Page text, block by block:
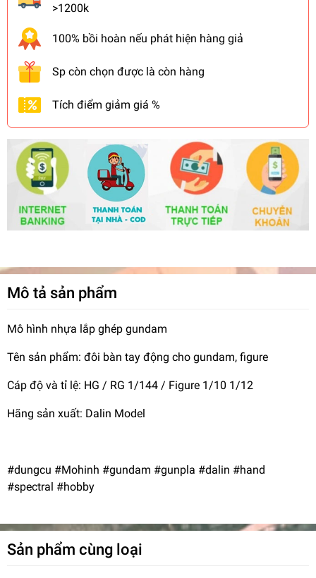
>1200k
100% bồi hoàn nếu phát hiện hàng giả
Sp còn chọn được là còn hàng
Tích điểm giảm giá %
Mô tả sản phẩm
Mô hình nhựa lắp ghép gundam
Tên sản phẩm: đôi bàn tay động cho gundam, figure
Cáp độ và tỉ lệ: HG / RG 1/144 / Figure 1/10 1/12
Hãng sản xuất: Dalin Model
#dungcu #Mohinh #gundam #gunpla #dalin #hand
#spectral #hobby
Sản phẩm cùng loại